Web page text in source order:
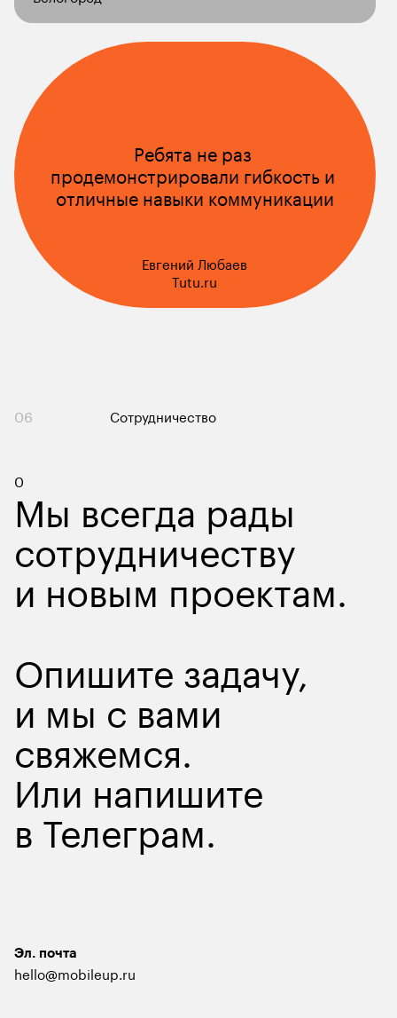
Ребята не раз
продемонстрировали гибкость и
отличные навыки коммуникации
Евгений Любаев
Tutu.ru
06 Сотрудничество
Контакты
0
Эл. почта
hello@mobileup.ru
Мы всегда рады
сотрудничеству
и новым проектам.
Опишите задачу,
и мы с вами
свяжемся.
Или напишите
в Телеграм.